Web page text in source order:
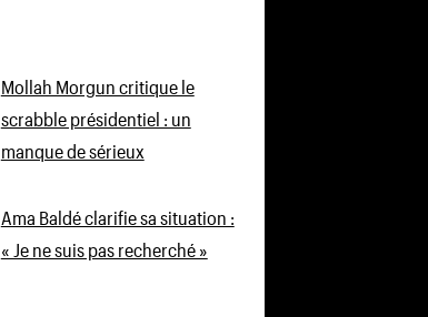
Mollah Morgun critique le
scrabble présidentiel : un
manque de sérieux
Ama Baldé clarifie sa situation :
« Je ne suis pas recherché »